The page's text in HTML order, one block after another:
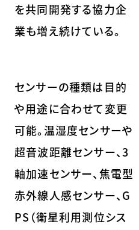
を共同開発する協力企
業も増え続けている。
センサーの種類は目的
や用途に合わせて変更
可能。温湿度センサーや
超音波距離センサー、3
軸加速センサー、焦電型
赤外線人感センサー、G
PS（衛星利用測位シス